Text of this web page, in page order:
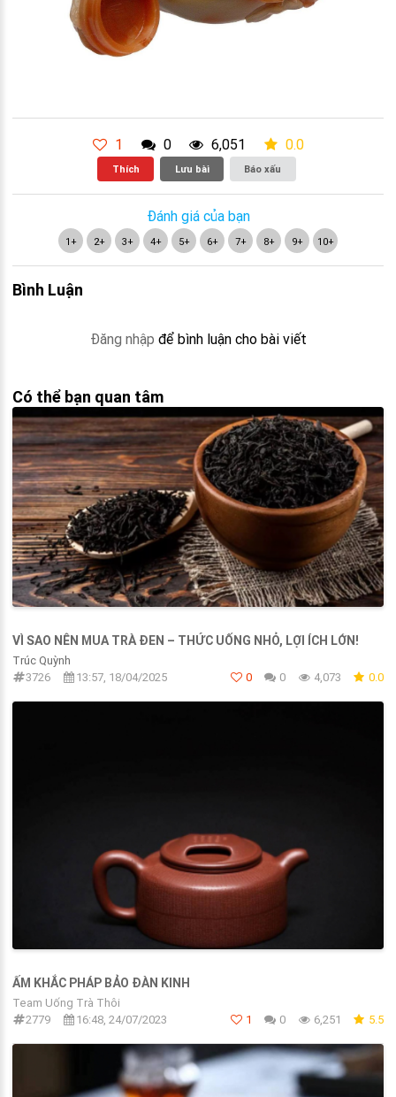
1 0 6,051 0.0
Thích Lưu bài Báo xấu
Đánh giá của bạn
1+ 2+ 3+ 4+ 5+ 6+ 7+ 8+ 9+ 10+
Bình Luận
Đăng nhập để bình luận cho bài viết
Có thể bạn quan tâm
VÌ SAO NÊN MUA TRÀ ĐEN – THỨC UỐNG NHỎ, LỢI ÍCH LỚN!
Trúc Quỳnh
3726
13:57, 18/04/2025 0 0 4,073 0.0
ẤM KHẮC PHÁP BẢO ĐÀN KINH
Team Uống Trà Thôi
2779
16:48, 24/07/2023 1 0 6,251 5.5